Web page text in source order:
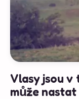
Vlasy jsou v
může